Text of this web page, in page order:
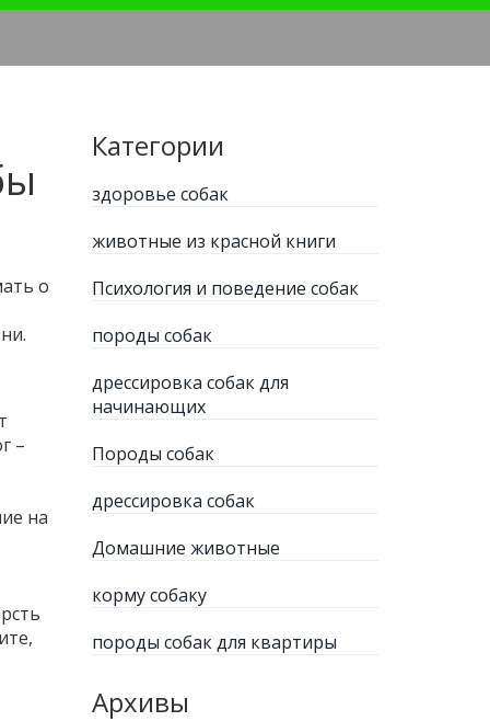
о
–
на
Категории
здоровье собак
животные из красной книги
Психология и поведение собак
породы собак
дрессировка собак для
начинающих
Породы собак
дрессировка собак
Домашние животные
корму собаку
породы собак для квартиры
Архивы